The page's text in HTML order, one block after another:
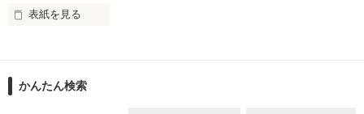
2026.6.5～2026.7.25
表紙を見る
ションの企画戦略室で働いている。
めた、同期で恋人の石垣守（26）がいるのだが、後輩の姫原由
かんたん検索